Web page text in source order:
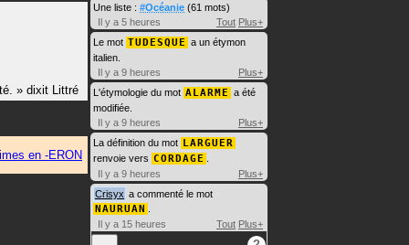
» dixit
Littré
en -ERON
Une liste : #Océanie (61 mots)
Il y a 5 heures
Tout Plus+
Le mot TUDESQUE a un étymon
italien.
Il y a 9 heures
Plus+
L'étymologie du mot ALARME a été
modifiée.
Il y a 9 heures
Plus+
La définition du mot LARGUER
renvoie vers CORDAGE
Il y a 9 heures
Plus+
Crisyx a commenté le mot
NAURUAN
Il y a 15 heures
Tout Plus+